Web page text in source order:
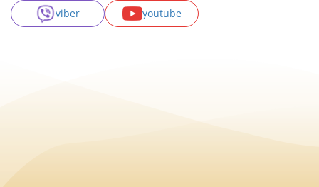
viber
youtube